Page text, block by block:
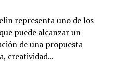
representa uno de los
puede alcanzar un
de una propuesta
creatividad...